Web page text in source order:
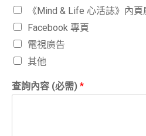
《Mind & Life 心活誌》內頁
Facebook 專頁
電視廣告
其他
查詢內容 (必需) *